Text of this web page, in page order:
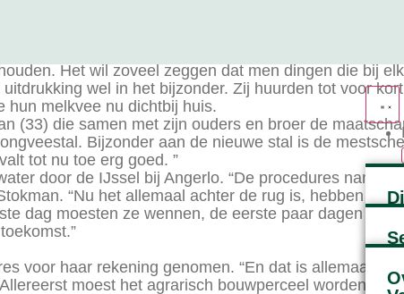
Het wil zoveel zeggen dat men dingen die bij
wel in het bijzonder. Zij huurden tot voor
hun melkvee nu dichtbij huis.
(33) die samen met zijn ouders en broer de
Bijzonder aan de nieuwe stal is de
tot nu toe erg goed. ”
door de IJssel bij Angerlo. “De procedures
“Nu het allemaal achter de rug is, hebben we
dag moesten ze wennen, de eerste paar dagen
voor haar rekening genomen. “En dat is allemaal
moest het agrarisch bouwperceel worden